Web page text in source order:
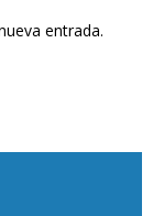
entrada.